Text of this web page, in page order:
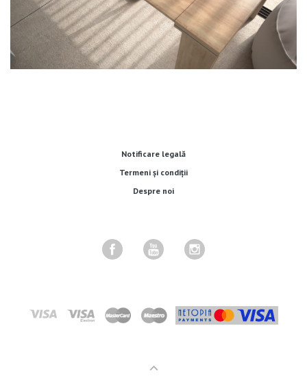
Notificare legală
Termeni și condiții
Despre noi